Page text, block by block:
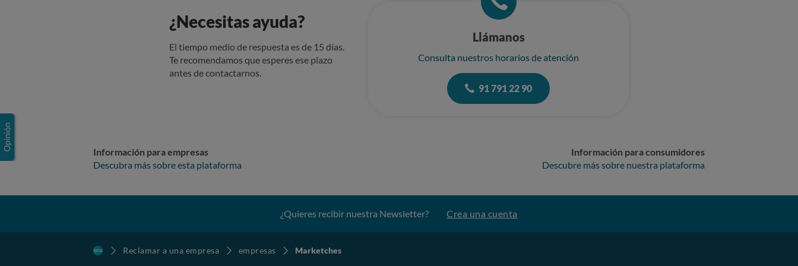
¿Necesitas ayuda?
El tiempo medio de respuesta es de 15 días.
Te recomendamos que esperes ese plazo
antes de contactarnos.
Llámanos
Consulta nuestros horarios de atención
91 791 22 90
Información para empresas
Descubra más sobre esta plataforma
Información para consumidores
Descubre más sobre nuestra plataforma
¿Quieres recibir nuestra Newsletter? Crea una cuenta
Reclamar a una empresa empresas Marketches